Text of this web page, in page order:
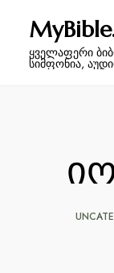
ყველაფერი
სიმფონია,